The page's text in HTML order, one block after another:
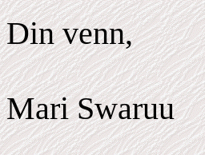
Din venn,
Mari Swaruu